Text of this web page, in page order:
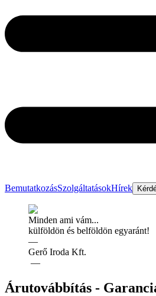
BemutatkozásSzolgáltatásokHírek
Minden ami vám...
külföldön és belföldön egyaránt!
—
Gerő Iroda Kft.
—
Árutovábbítás -